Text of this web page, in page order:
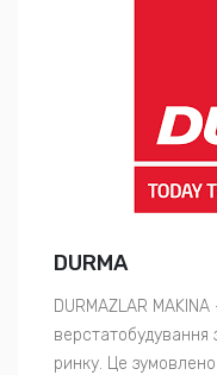
DURMA
DURMAZLAR
верстатобудування
ринку. Це